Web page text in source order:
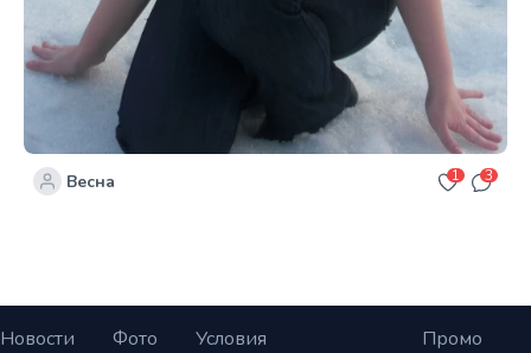
Весна 1 3
Новости Фото Условия Промо